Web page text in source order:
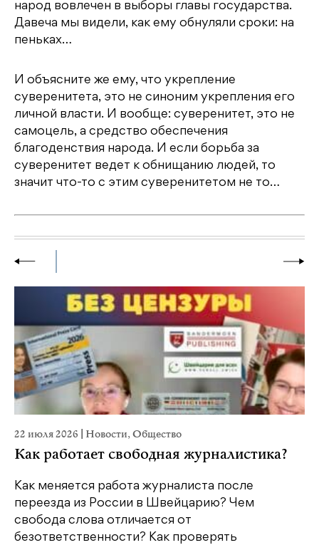
народ вовлечен в выборы главы государства.
Давеча мы видели, как ему обнуляли сроки: на
пеньках…
И объясните же ему, что укрепление
суверенитета, это не синоним укрепления его
личной власти. И вообще: суверенитет, это не
самоцель, а средство обеспечения
благоденствия народа. И если борьба за
суверенитет ведет к обнищанию людей, то
значит что-то с этим суверенитетом не то…
22 июля 2026 Новости,Общество
Как работает свободная журналистика?
Как меняется работа журналиста после
переезда из России в Швейцарию? Чем
свобода слова отличается от
безответственности? Как проверять